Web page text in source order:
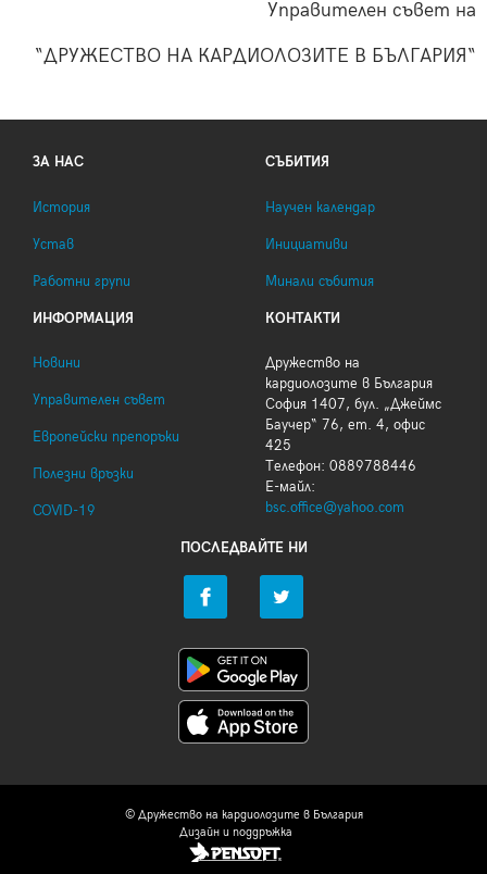
Управителен съвет на
“ДРУЖЕСТВО НА КАРДИОЛОЗИТЕ В БЪЛГАРИЯ“
ЗА НАС
История
Устав
Работни групи
СЪБИТИЯ
Научен календар
Инициативи
Минали събития
ИНФОРМАЦИЯ
Новини
Управителен съвет
Европейски препоръки
Полезни връзки
COVID-19
КОНТАКТИ
Дружество на
кардиолозите в България
София 1407, бул. „Джеймс
Баучер“ 76, ет. 4, офис
425
Телефон: 0889788446
Е-майл:
bsc.office@yahoo.com
ПОСЛЕДВАЙТЕ НИ
© Дружество на кардиолозите в България
Дизайн и поддръжка